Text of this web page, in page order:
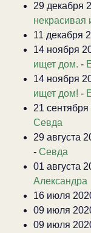
29 декабря
некрасивая
11 декабря
14 ноября
ищет дом. -
14 ноября
ищет дом! -
21 сентября
Севда
29 августа
- Севда
01 августа
Александра
16 июля
09 июля
09 июля